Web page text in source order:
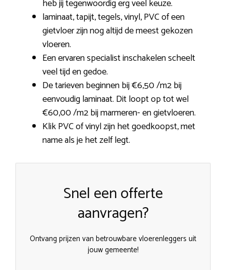
heb jij tegenwoordig erg veel keuze.
laminaat, tapijt, tegels, vinyl, PVC of een
gietvloer zijn nog altijd de meest gekozen
vloeren.
Een ervaren specialist inschakelen scheelt
veel tijd en gedoe.
De tarieven beginnen bij €6,50 /m2 bij
eenvoudig laminaat. Dit loopt op tot wel
€60,00 /m2 bij marmeren- en gietvloeren.
Klik PVC of vinyl zijn het goedkoopst, met
name als je het zelf legt.
Snel een offerte
aanvragen?
Ontvang prijzen van betrouwbare vloerenleggers uit
jouw gemeente!